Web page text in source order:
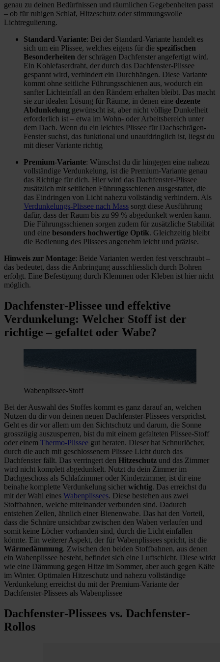
genau zu deinen Bedürfnissen und räumlichen Gegebenheiten passt
– ob für ruhigen Schlaf, Hitzeschutz oder stimmungsvolle
Lichtregulierung.
Standard-Variante: Bei der Standard-Variante handelt es
sich um ein Plissee, welches eigens für die spezifischen
Besonderheiten der schrägen Dachfenster angefertigt wird.
Ein Kohlefaserdraht, der durch das Dachfenster-Plissee
gespannt wird, verhindert ein Durchhängen. Diese Variante
kommt ohne seitliche Führungsschienen aus, wodurch ein
sanfter Lichteinfall an den Rändern erhalten bleibt. Das macht
sie zur idealen Lösung für Räume, in denen eine dezente
Abdunkelung gewünscht ist, aber nicht völlige Dunkelheit
erforderlich ist – etwa im Wohn- oder Arbeitsbereich unter
dem Dach. Wenn du ein leichtes Plissee für Dachschrägen-
Fenster suchst, das funktional und unaufdringlich ist, liegst du
mit dieser Variante richtig
Premium-Variante: Wünschst du dir hingegen eine nahezu
vollständige Verdunkelung, ist die Premium-Variante genau
das Richtige für dich. Hier wird das Dachfenster-Plissee
zusätzlich mit seitlichen Führungsschienen ausgestattet, die
das Eindringen von Licht nahezu vollständig verhindern. Als
Verdunkelungs-Plissee nach Mass sorgt diese Ausführung
dafür, dass der Raum bis zu 99 % abgedunkelt werden kann.
Die Führungsschienen sorgen zudem für zusätzliche Stabilität
und eine besonders hochwertige Optik. Gleichzeitig bleibt
die Bedienung des Plissees angenehm leicht und präzise.
Hinweis zur Montage: Beide Varianten werden fest verschraubt –
das bedeutet, dass die Anbringung ausschliesslich durch Bohren
erfolgt. Eine Befestigung durch Klemmen oder Kleben ist hier nicht
möglich.
Dachfenster-Plissee und effektive
Verdunkelung: Welcher Stoff ist der
richtige – gefaltet oder Wabe?
Wabenplissee-Stoff
Bei der Auswahl des Stoffes kommt es ganz darauf an, welchen
Nutzen du dir von deinen neuen Dachfenster-Plissees versprichst.
Geht es dir vor allem um den Sichtschutz und darum, die Sonne
grosszügig auszusperren, bist du mit einem gefalteten Plissee-Stoff
oder einem Thermo-Plissee gut beraten. Dieser hat Schnurlöcher,
durch die auch mit geschlossenem Plissee Licht durch das
Dachfenster fällt. Das verringert den Hitzeschutz und das Zimmer
wird nicht komplett abgedunkelt. Nutzt du dein Zimmer im
Dachgeschoss als Schlafzimmer oder Kinderzimmer, ist dir eine
beinahe komplette Verdunkelung sicher wichtig. Das erreichst du
mit der Wahl eines Wabenplissees. Diese bestehen aus zwei
Stoffbahnen, welche miteinander verbunden sind. Dadurch
entstehen Zellen, ähnlich einer Bienenwabe. Das hat den Vorteil,
dass die Schnüre unsichtbar zwischen den Waben verlaufen und
somit keine Löcher vorhanden sind, durch die Licht einfallen
könnte. Ein weiterer Aspekt, der für Wabenplissees spricht, ist die
Wärmedämmung. Zwischen den beiden Stoffbahnen, aus denen
ein Wabenplissee besteht, befindet sich eine Luftschicht. Diese wirkt
wie eine Dämmung gegen Hitze im Sommer, aber auch gegen Kälte
im Winter. Optimalen Hitzeschutz und nahezu vollständige
Verdunkelung erreichst du mit der Premium-Variante der
Dachfenster-Plissees als Wabenplissee
Dachfenster-Plissees vs. Dachfenster-
Rollos